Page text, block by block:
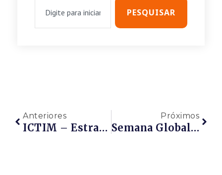
PESQUISAR
Anteriores
ICTIM – Estratégia De Debate Sobre Economia Do Conhecimento E A Realização De Hackathon Para Apoiar Inovação No Interior Do Estado
Próximos
Semana Global Do Empreendedorismo Será Celebrada A Cada Novembro No País